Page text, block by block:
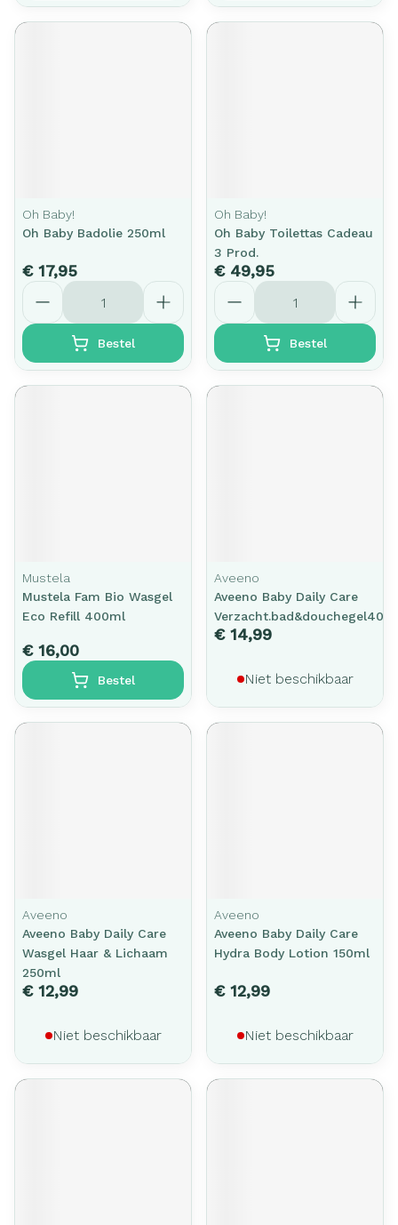
Oh Baby!
Oh Baby Badolie 250ml
€ 17,95
Aantal
Bestel
Oh Baby!
Oh Baby Toilettas Cadeau
3 Prod.
€ 49,95
Aantal
Bestel
Mustela
Mustela Fam Bio Wasgel
Eco Refill 400ml
€ 16,00
Bestel
Aveeno
Aveeno Baby Daily Care
€ 14,99
Niet beschikbaar
Aveeno
Aveeno Baby Daily Care
Wasgel Haar & Lichaam
250ml
€ 12,99
Niet beschikbaar
Aveeno
Aveeno Baby Daily Care
Hydra Body Lotion 150ml
€ 12,99
Niet beschikbaar